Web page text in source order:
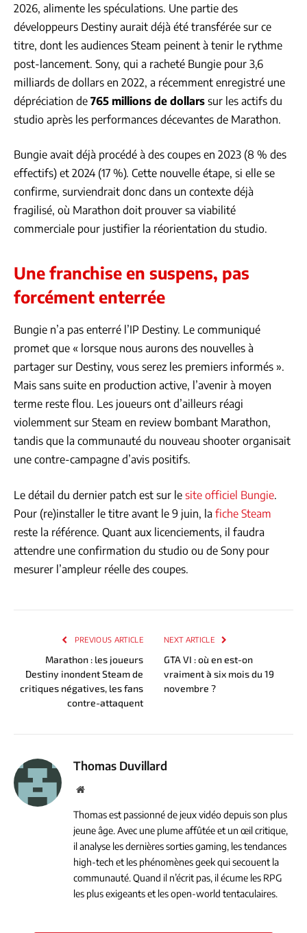
2026, alimente les spéculations. Une partie des
développeurs Destiny aurait déjà été transférée sur ce
titre, dont les audiences Steam peinent à tenir le rythme
post-lancement. Sony, qui a racheté Bungie pour 3,6
milliards de dollars en 2022, a récemment enregistré une
dépréciation de 765 millions de dollars sur les actifs du
studio après les performances décevantes de Marathon.
Bungie avait déjà procédé à des coupes en 2023 (8 % des
effectifs) et 2024 (17 %). Cette nouvelle étape, si elle se
confirme, surviendrait donc dans un contexte déjà
fragilisé, où Marathon doit prouver sa viabilité
commerciale pour justifier la réorientation du studio.
Une franchise en suspens, pas
forcément enterrée
Bungie n’a pas enterré l’IP Destiny. Le communiqué
promet que « lorsque nous aurons des nouvelles à
partager sur Destiny, vous serez les premiers informés ».
Mais sans suite en production active, l’avenir à moyen
terme reste flou. Les joueurs ont d’ailleurs réagi
violemment sur Steam en review bombant Marathon,
tandis que la communauté du nouveau shooter organisait
une contre-campagne d’avis positifs.
Le détail du dernier patch est sur le site officiel Bungie.
Pour (re)installer le titre avant le 9 juin, la fiche Steam
reste la référence. Quant aux licenciements, il faudra
attendre une confirmation du studio ou de Sony pour
mesurer l’ampleur réelle des coupes.
PREVIOUS ARTICLE
Marathon : les joueurs
Destiny inondent Steam de
critiques négatives, les fans
contre-attaquent
NEXT ARTICLE
GTA VI : où en est-on
vraiment à six mois du 19
novembre ?
Thomas Duvillard
Website
Thomas est passionné de jeux vidéo depuis son plus
jeune âge. Avec une plume affûtée et un œil critique,
il analyse les dernières sorties gaming, les tendances
high-tech et les phénomènes geek qui secouent la
communauté. Quand il n’écrit pas, il écume les RPG
les plus exigeants et les open-world tentaculaires.